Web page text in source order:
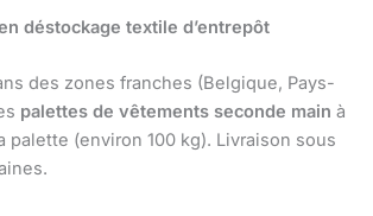
déstockage textile d’entrepôt
des zones franches (Belgique, Pays-
palettes de vêtements seconde main à
palette (environ 100 kg). Livraison sous